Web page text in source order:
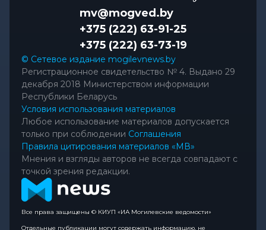
mv@mogved.by
+375 (222) 63-91-25
+375 (222) 63-73-19
© Сетевое издание mogilevnews.by
Регистрационное свидетельство № 4. Выдано 29
декабря 2018 Министерством информации
Республики Беларусь
Условия использования материалов
Любое использование материалов допускается
только при соблюдении Соглашения
Правила цитирования материалов «МВ»
Мнения и взгляды авторов не всегда совпадают с
точкой зрения редакции.
Все права защищены © КИУП «ИА Могилевские ведомости»
Отдельные публикации могут содержать информацию, не